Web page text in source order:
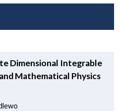
Dimensional Integrable
Mathematical Physics